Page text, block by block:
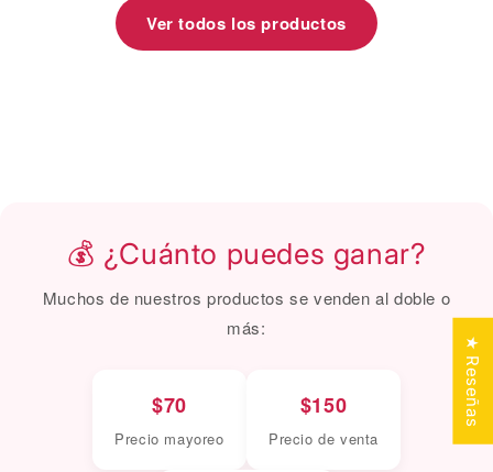
Ver todos los productos
💰 ¿Cuánto puedes ganar?
Muchos de nuestros productos se venden al doble o
más:
$70
Precio mayoreo
$150
Precio de venta
★ Reseñas